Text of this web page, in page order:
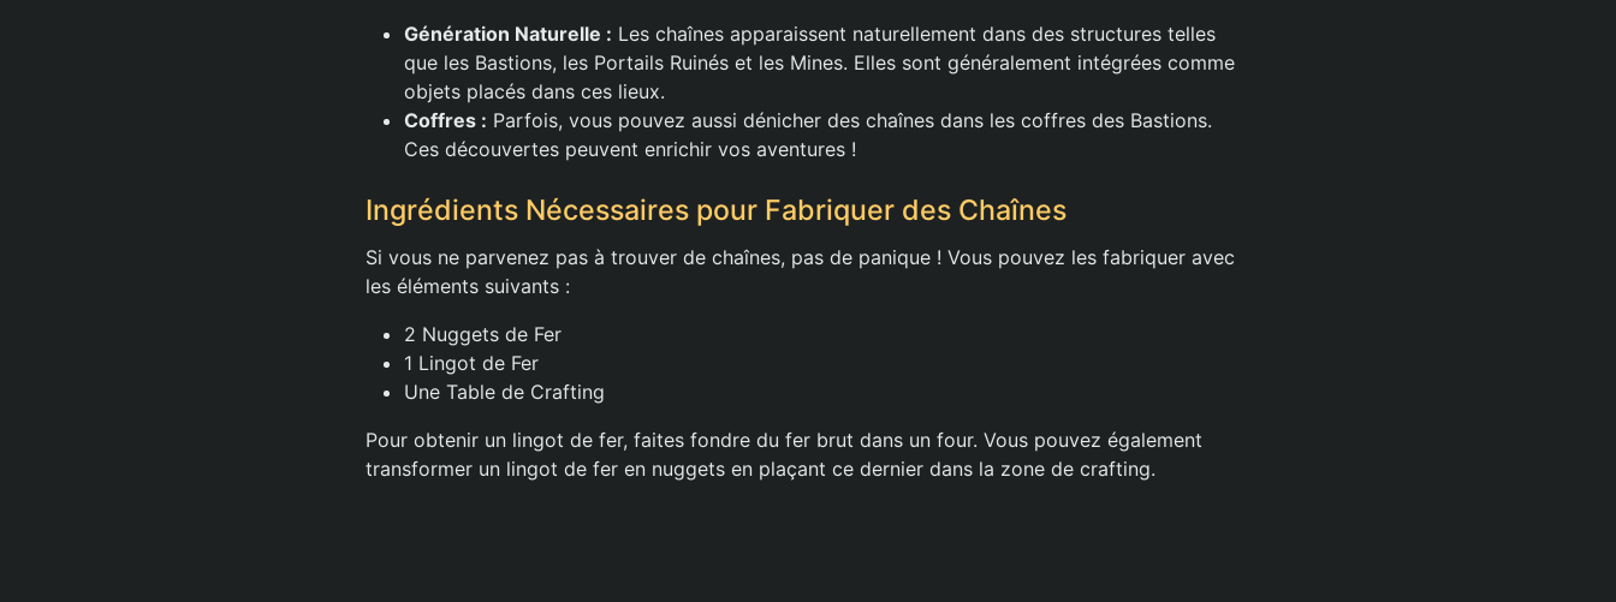
Génération Naturelle : Les chaînes apparaissent naturellement dans des structures telles
que les Bastions, les Portails Ruinés et les Mines. Elles sont généralement intégrées comme
objets placés dans ces lieux.
Coffres : Parfois, vous pouvez aussi dénicher des chaînes dans les coffres des Bastions.
Ces découvertes peuvent enrichir vos aventures !
Ingrédients Nécessaires pour Fabriquer des Chaînes
Si vous ne parvenez pas à trouver de chaînes, pas de panique ! Vous pouvez les fabriquer avec
les éléments suivants :
2 Nuggets de Fer
1 Lingot de Fer
Une Table de Crafting
Pour obtenir un lingot de fer, faites fondre du fer brut dans un four. Vous pouvez également
transformer un lingot de fer en nuggets en plaçant ce dernier dans la zone de crafting.